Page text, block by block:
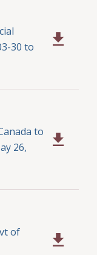
30 to
to
26,
of